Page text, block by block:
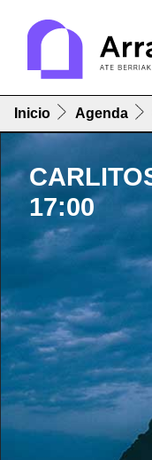
Inicio Agenda
17:00